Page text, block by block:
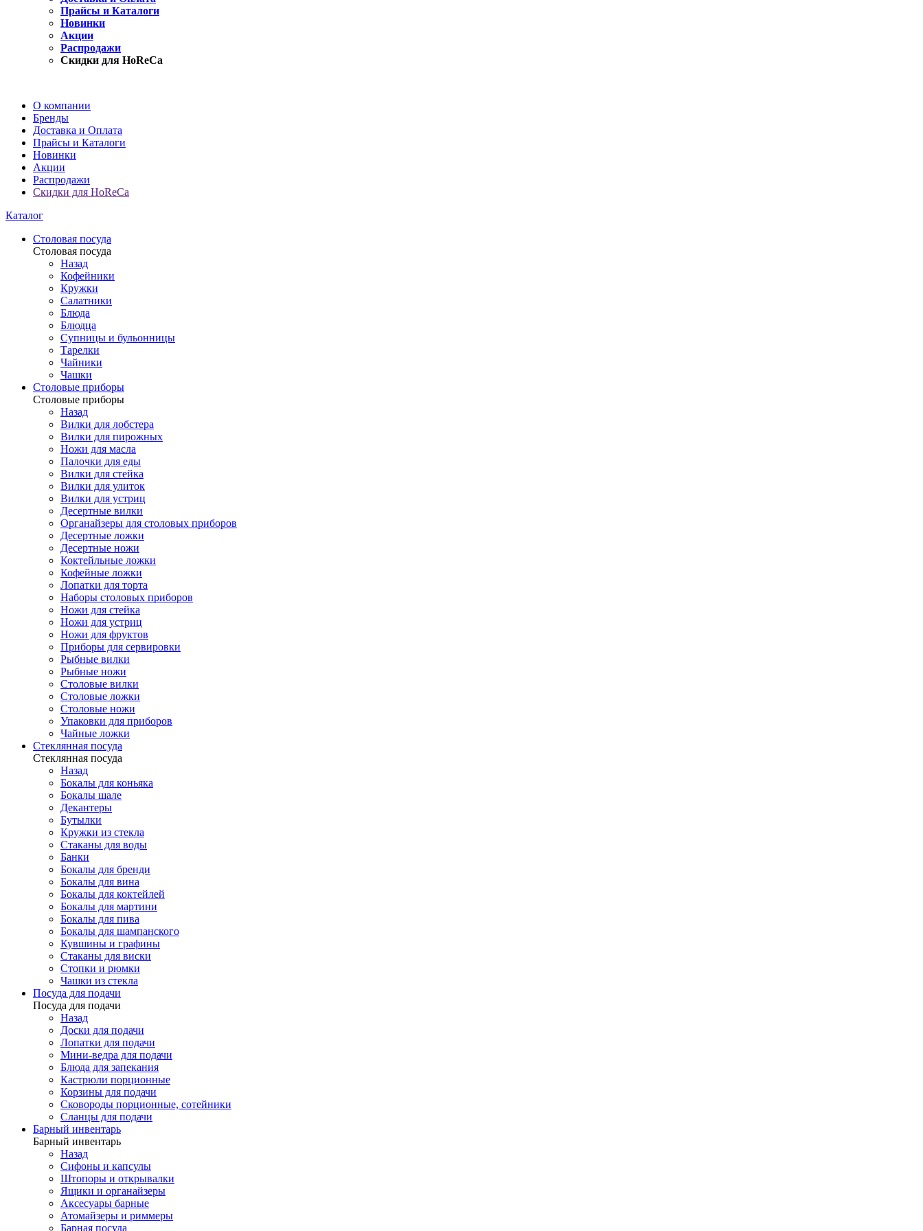
Прайсы и Каталоги
Новинки
Акции
Распродажи
Скидки для HoReCa
О компании
Бренды
Доставка и Оплата
Прайсы и Каталоги
Новинки
Акции
Распродажи
Скидки для HoReCa
Каталог
Столовая посуда
Столовая посуда
Назад
Кофейники
Кружки
Салатники
Блюда
Блюдца
Супницы и бульонницы
Тарелки
Чайники
Чашки
Cтоловые приборы
Cтоловые приборы
Назад
Вилки для лобстера
Вилки для пирожных
Ножи для масла
Палочки для еды
Вилки для стейка
Вилки для улиток
Вилки для устриц
Десертные вилки
Органайзеры для столовых приборов
Десертные ложки
Десертные ножи
Коктейльные ложки
Кофейные ложки
Лопатки для торта
Наборы столовых приборов
Ножи для стейка
Ножи для устриц
Ножи для фруктов
Приборы для сервировки
Рыбные вилки
Рыбные ножи
Столовые вилки
Столовые ложки
Столовые ножи
Упаковки для приборов
Чайные ложки
Стеклянная посуда
Стеклянная посуда
Назад
Бокалы для коньяка
Бокалы шале
Декантеры
Бутылки
Кружки из стекла
Стаканы для воды
Банки
Бокалы для бренди
Бокалы для вина
Бокалы для коктейлей
Бокалы для мартини
Бокалы для пива
Бокалы для шампанского
Кувшины и графины
Стаканы для виски
Стопки и рюмки
Чашки из стекла
Посуда для подачи
Посуда для подачи
Назад
Доски для подачи
Лопатки для подачи
Мини-ведра для подачи
Блюда для запекания
Кастрюли порционные
Корзины для подачи
Сковороды порционные, сотейники
Сланцы для подачи
Барный инвентарь
Барный инвентарь
Назад
Сифоны и капсулы
Штопоры и открывалки
Ящики и органайзеры
Аксесуары барные
Атомайзеры и риммеры
Барная посуда